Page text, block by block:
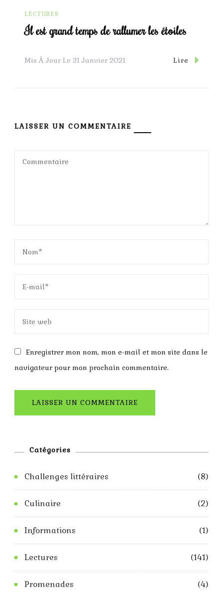
LECTURES
Il est grand temps de rallumer les étoiles
Mis À Jour Le 31 Janvier 2021 Lire
LAISSER UN COMMENTAIRE
Enregistrer mon nom, mon e-mail et mon site dans le
navigateur pour mon prochain commentaire.
Catégories
Challenges littéraires (8)
Culinaire (2)
Informations (1)
Lectures (141)
Promenades (4)